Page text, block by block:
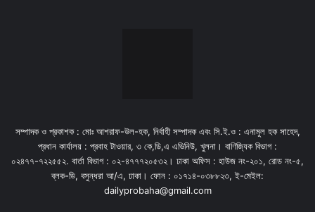
সম্পাদক ও প্রকাশক : মোঃ আশরাফ-উল-হক, নির্বাহী সম্পাদক এবং সি.ই.ও : এনামুল হক সাহেদ,
প্রধান কার্যালয় : প্রবাহ টাওয়ার, ৩ কে,ডি,এ এভিনিউ, খুলনা। বাণিজ্যিক বিভাগ :
০২৪৭৭-৭২২৫৫২. বার্তা বিভাগ : ০২-৪৭৭৭২০৫৩২। ঢাকা অফিস : হাউজ নং-২০১, রোড নং-৫,
ব্লক-ডি, বসুন্ধরা আ/এ, ঢাকা। ফোন : ০১৭১৪-০৩৮৮২৩, ই-মেইল:
dailyprobaha@gmail.com